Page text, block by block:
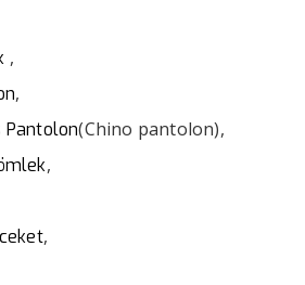
,
,
Pantolon(Chino pantolon),
,
,